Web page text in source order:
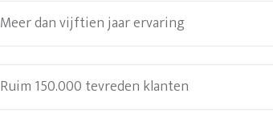
Meer dan vijftien jaar ervaring
Ruim 150.000 tevreden klanten